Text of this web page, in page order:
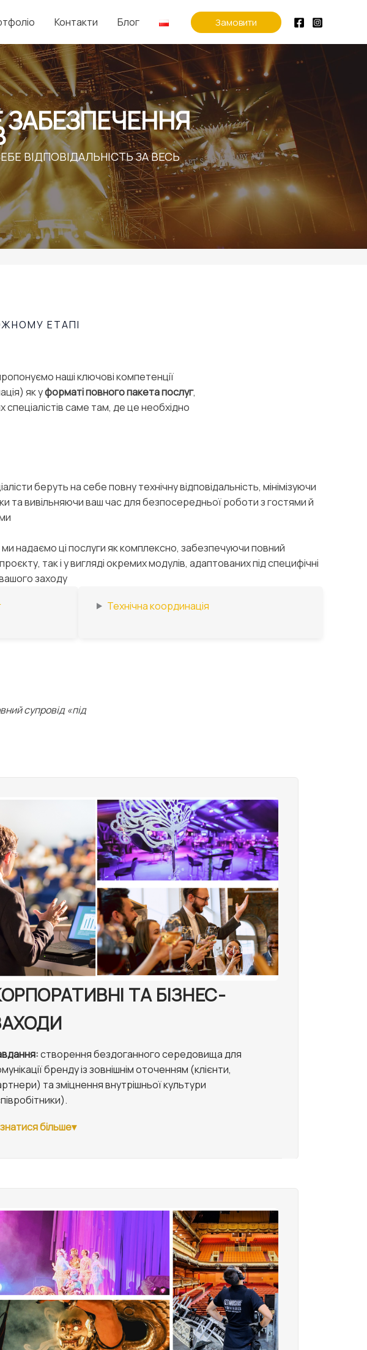
Контакти Блог Замовити
ВІДПОВІДАЛЬНІСТЬ ЗА ВЕСЬ
ЕТАПІ
наші ключові компетенції
як уформаті повного пакета послуг,
саме там, де це необхідно
беруть на себе повну технічну відповідальність, мінімізуючи
та вивільняючи ваш час для безпосередньої роботи з гостями й
ми надаємо ці послуги як комплексно, забезпечуючи повний
так і у вигляді окремих модулів, адаптованих під специфічні
заходу
Технічна координація
супровід «під
ТА БІЗНЕС-
створення бездоганного середовища для
бренду із зовнішнім оточенням (клієнти,
та зміцнення внутрішньої культури
більше